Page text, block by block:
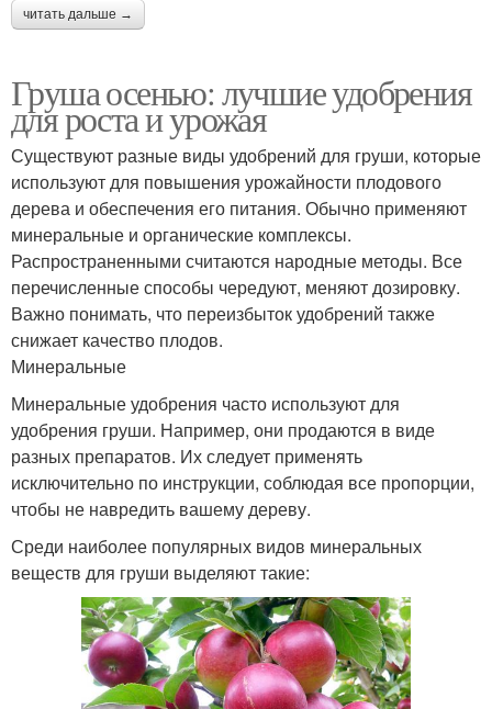
читать дальше →
Груша осенью: лучшие удобрения
для роста и урожая
Существуют разные виды удобрений для груши, которые
используют для повышения урожайности плодового
дерева и обеспечения его питания. Обычно применяют
минеральные и органические комплексы.
Распространенными считаются народные методы. Все
перечисленные способы чередуют, меняют дозировку.
Важно понимать, что переизбыток удобрений также
снижает качество плодов.
Минеральные
Минеральные удобрения часто используют для
удобрения груши. Например, они продаются в виде
разных препаратов. Их следует применять
исключительно по инструкции, соблюдая все пропорции,
чтобы не навредить вашему дереву.
Среди наиболее популярных видов минеральных
веществ для груши выделяют такие: